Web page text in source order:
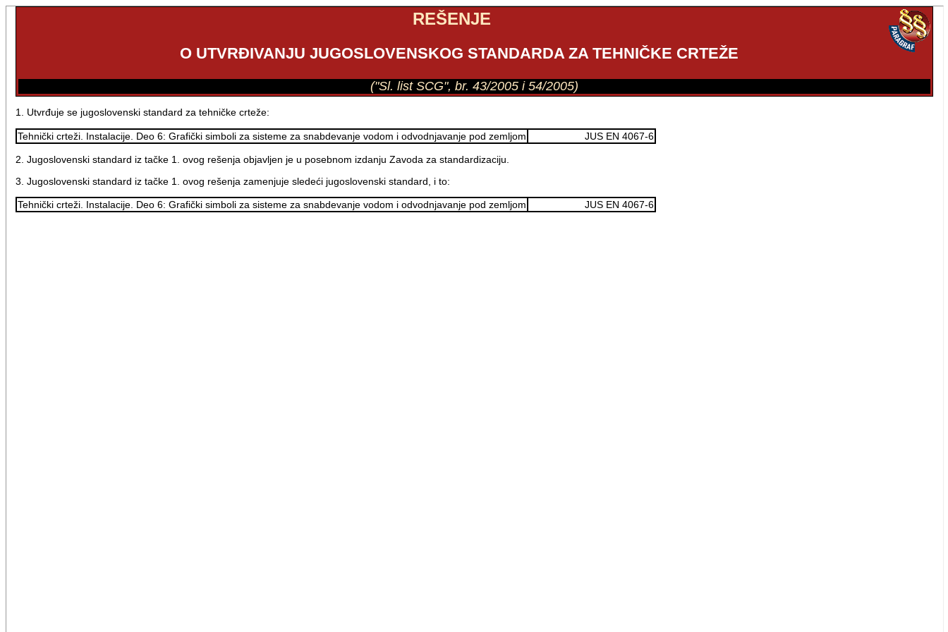
REŠENJE
O UTVRĐIVANJU JUGOSLOVENSKOG STANDARDA ZA TEHNIČKE CRTEŽE
("Sl. list SCG", br. 43/2005 i 54/2005)
1. Utvrđuje se jugoslovenski standard za tehničke crteže:
Tehnički crteži. Instalacije. Deo 6: Grafički simboli za sisteme za snabdevanje vodom i odvodnjavanje pod zemljom JUS EN 4067-6
2. Jugoslovenski standard iz tačke 1. ovog rešenja objavljen je u posebnom izdanju Zavoda za standardizaciju.
3. Jugoslovenski standard iz tačke 1. ovog rešenja zamenjuje sledeći jugoslovenski standard, i to:
Tehnički crteži. Instalacije. Deo 6: Grafički simboli za sisteme za snabdevanje vodom i odvodnjavanje pod zemljom JUS EN 4067-6